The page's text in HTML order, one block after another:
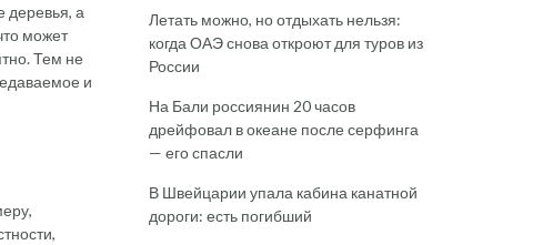
деревья, а
может
Тем не
и
Летать можно, но отдыхать нельзя:
когда ОАЭ снова откроют для туров из
России
На Бали россиянин 20 часов
дрейфовал в океане после серфинга
— его спасли
В Швейцарии упала кабина канатной
дороги: есть погибший